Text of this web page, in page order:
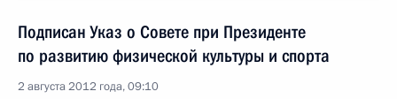
Подписан Указ о Совете при Президенте
по развитию физической культуры и спорта
2 августа 2012 года, 09:10